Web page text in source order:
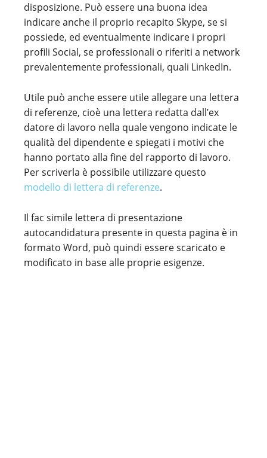
disposizione. Può essere una buona idea
indicare anche il proprio recapito Skype, se si
possiede, ed eventualmente indicare i propri
profili Social, se professionali o riferiti a network
prevalentemente professionali, quali LinkedIn.
Utile può anche essere utile allegare una lettera
di referenze, cioè una lettera redatta dall’ex
datore di lavoro nella quale vengono indicate le
qualità del dipendente e spiegati i motivi che
hanno portato alla fine del rapporto di lavoro.
Per scriverla è possibile utilizzare questo
modello di lettera di referenze.
Il fac simile lettera di presentazione
autocandidatura presente in questa pagina è in
formato Word, può quindi essere scaricato e
modificato in base alle proprie esigenze.